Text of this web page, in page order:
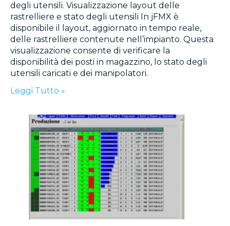
degli utensili. Visualizzazione layout delle
rastrelliere e stato degli utensili In jFMX è
disponibile il layout, aggiornato in tempo reale,
delle rastrelliere contenute nell’impianto. Questa
visualizzazione consente di verificare la
disponibilità dei posti in magazzino, lo stato degli
utensili caricati e dei manipolatori.
Leggi Tutto »